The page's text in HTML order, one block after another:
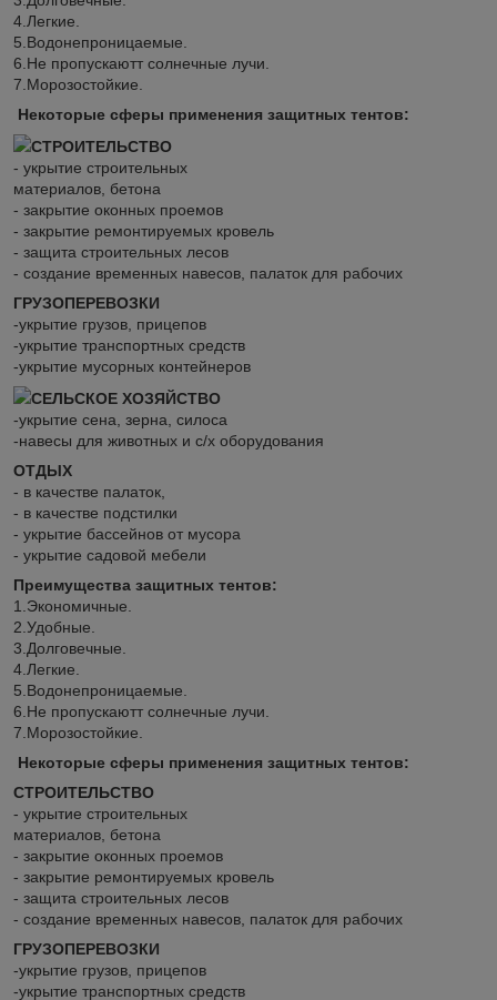
4.Легкие.
5.Водонепроницаемые.
6.Не пропускаютт солнечные лучи.
7.Морозостойкие.
Некоторые сферы применения защитных тентов:
СТРОИТЕЛЬСТВО
- укрытие строительных
материалов, бетона
- закрытие оконных проемов
- закрытие ремонтируемых кровель
- защита строительных лесов
- создание временных навесов, палаток для рабочих
ГРУЗОПЕРЕВОЗКИ
-укрытие грузов, прицепов
-укрытие транспортных средств
-укрытие мусорных контейнеров
СЕЛЬСКОЕ ХОЗЯЙСТВО
-укрытие сена, зерна, силоса
-навесы для животных и с/х оборудования
ОТДЫХ
- в качестве палаток,
- в качестве подстилки
- укрытие бассейнов от мусора
- укрытие садовой мебели
Преимущества защитных тентов:
1.Экономичные.
2.Удобные.
3.Долговечные.
4.Легкие.
5.Водонепроницаемые.
6.Не пропускаютт солнечные лучи.
7.Морозостойкие.
Некоторые сферы применения защитных тентов:
СТРОИТЕЛЬСТВО
- укрытие строительных
материалов, бетона
- закрытие оконных проемов
- закрытие ремонтируемых кровель
- защита строительных лесов
- создание временных навесов, палаток для рабочих
ГРУЗОПЕРЕВОЗКИ
-укрытие грузов, прицепов
-укрытие транспортных средств